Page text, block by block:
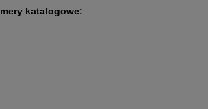
katalogowe: